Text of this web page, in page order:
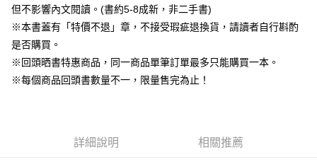
但不影響內文閱讀。(書約5-8成新，非二手書)
※本書蓋有「特價不退」章，不接受瑕疵退換貨，請讀者自行斟酌
是否購買。
※回頭晒書特惠商品，同一商品單筆訂單最多只能購買一本。
※每個商品回頭書數量不一，限量售完為止！
詳細說明 相關推薦